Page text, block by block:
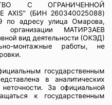
С ОГРАНИЧЕННОЙ
AXIS" (БИН 260340025088)
по адресу улица Омарова,
МАТИРЗАЕВ
вид деятельности (ОКЭД)
монтажные работы, не
государственным
в аналитических
За официальной
к государственным